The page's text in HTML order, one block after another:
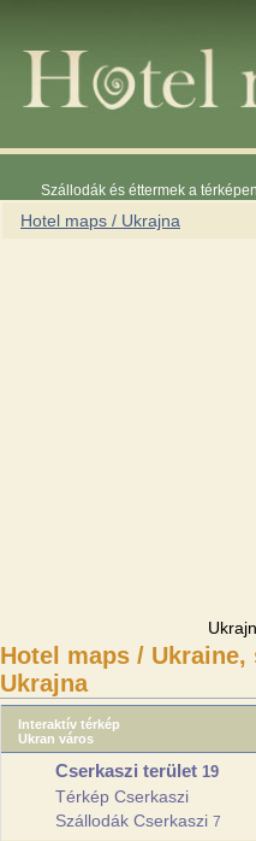
Szállodák és éttermek a térképen
Hotel maps / Ukrajna
Hotel maps /
Ukrajna
Interaktív térkép
Ukran város
Cserkaszi terület 19
Térkép Cserkaszi
Szállodák Cserkaszi 7